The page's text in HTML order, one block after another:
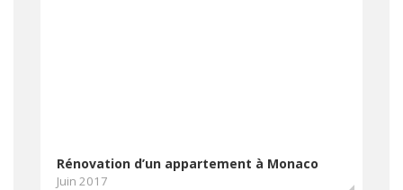
Rénovation d’un appartement à Monaco
Juin 2017